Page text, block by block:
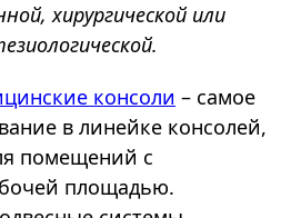
хирургической или
консоли – самое
в линейке консолей,
помещений с
площадью.